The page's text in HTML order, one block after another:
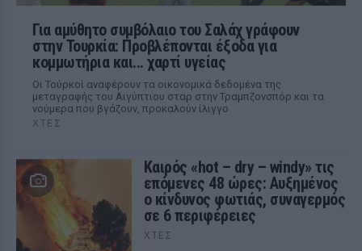
Για αμύθητο συμβόλαιο του Σαλάχ γράφουν
στην Τουρκία: Προβλέπονται έξοδα για
κομμωτήρια και... χαρτί υγείας
Οι Τούρκοί αναφέρουν τα οικονομικά δεδομένα της
μεταγραφής του Αιγύπτιου σταρ στην Τραμπζονσπόρ και τα
νούμερα που βγάζουν, προκαλούν ίλιγγο
ΧΤΕΣ
Καιρός «hot – dry – windy» τις
επόμενες 48 ώρες: Αυξημένος
ο κίνδυνος φωτιάς, συναγερμός
σε 6 περιφέρειες
ΧΤΕΣ